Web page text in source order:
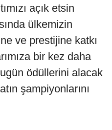
açık etsin
ülkemizin
ve prestijine katkı
bir kez daha
ödüllerini alacak
şampiyonlarını